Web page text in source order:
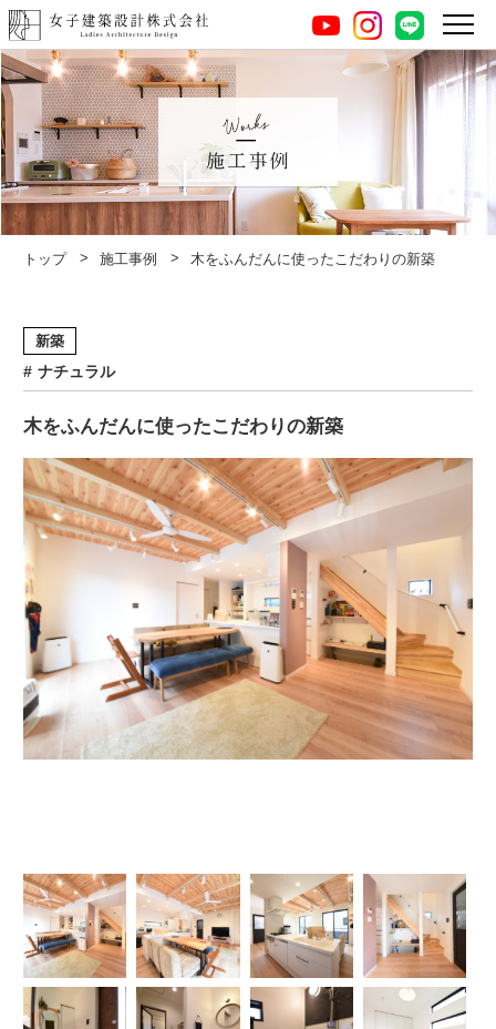
youtube instagram LINE
施工事例
トップ 施工事例 木をふんだんに使ったこだわりの新築
新築
ナチュラル
木をふんだんに使ったこだわりの新築